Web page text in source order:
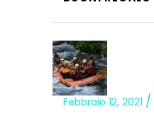
Febbraio 12, 2021